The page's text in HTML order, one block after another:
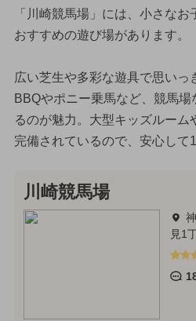
「川崎競馬場」には、小さな
おすすめの遊び場があります。
広い芝生や多彩な遊具で思いっ
BBQやポニー乗馬など、競馬
るのが魅力。大型キッズルーム
完備されているので、安心して
川崎競馬場
見1